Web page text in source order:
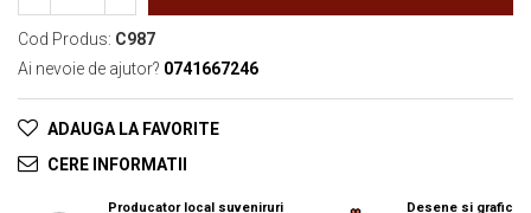
Cod Produs: C987
Ai nevoie de ajutor? 0741667246
ADAUGA LA FAVORITE
CERE INFORMATII
Producator local suveniruri Desene si grafica